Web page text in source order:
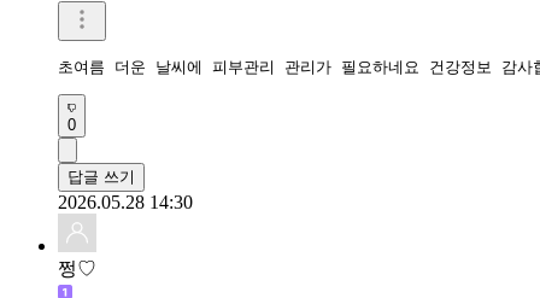
초여름 더운 날씨에 피부관리 관리가 필요하네요 건강정보 감
0
답글 쓰기
2026.05.28 14:30
쩡♡